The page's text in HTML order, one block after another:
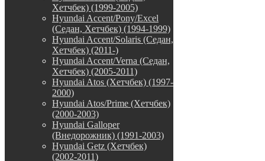
Хетчбек) (1999-2005)
Hyundai Accent/Pony/Excel
(Седан, Хетчбек) (1994-1999)
Hyundai Accent/Solaris (Седан,
Хетчбек) (2011-)
Hyundai Accent/Verna (Седан,
Хетчбек) (2005-2011)
Hyundai Atos (Хетчбек) (1997-
2000)
Hyundai Atos/Prime (Хетчбек)
(2000-2003)
Hyundai Galloper
(Внедорожник) (1991-2003)
Hyundai Getz (Хетчбек)
(2002-2011)